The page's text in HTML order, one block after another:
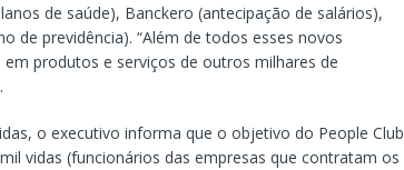
de saúde), Banckero (antecipação de salários),
de previdência). “Além de todos esses novos
produtos e serviços de outros milhares de
o executivo informa que o objetivo do People Club
vidas (funcionários das empresas que contratam os